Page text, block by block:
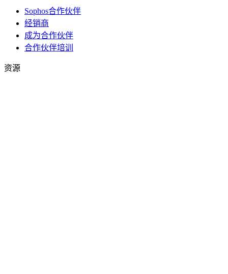
Sophos合作伙伴
经销商
成为合作伙伴
合作伙伴培训
资源